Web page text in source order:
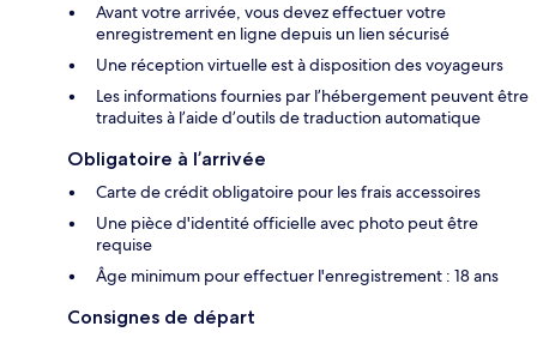
Avant votre arrivée, vous devez effectuer votre
enregistrement en ligne depuis un lien sécurisé
Une réception virtuelle est à disposition des voyageurs
Les informations fournies par l’hébergement peuvent être
traduites à l’aide d’outils de traduction automatique
Obligatoire à l’arrivée
Carte de crédit obligatoire pour les frais accessoires
Une pièce d'identité officielle avec photo peut être
requise
Âge minimum pour effectuer l'enregistrement : 18 ans
Consignes de départ